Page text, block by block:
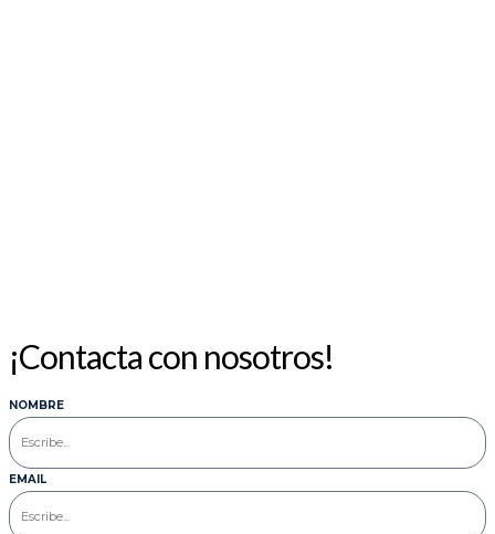
¡Contacta con nosotros!
NOMBRE
EMAIL